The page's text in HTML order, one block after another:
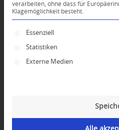
An Diskussion beteiligen?
Hinterlassen Sie uns Ihren
verarbeiten, ohne dass für
Klagemöglichkeit besteht.
Es folgt eine Liste der
Essenziell
Statistiken
Externe Medien